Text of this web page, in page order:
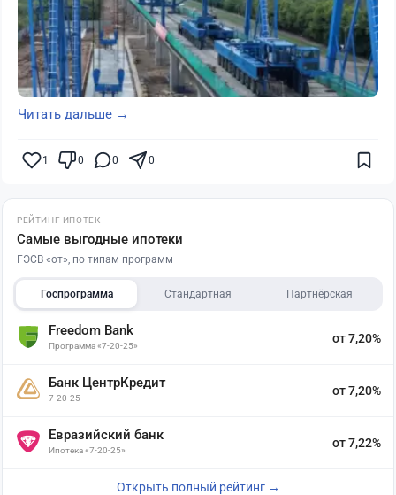
Читать дальше →
1 0 0 0
РЕЙТИНГ ИПОТЕК
Самые выгодные ипотеки
ГЭСВ «от», по типам программ
Госпрограмма Стандартная Партнёрская
Freedom Bank
Программа «7-20-25»
от 7,20%
Банк ЦентрКредит
7-20-25
от 7,20%
Евразийский банк
Ипотека «7-20-25»
от 7,22%
Открыть полный рейтинг →